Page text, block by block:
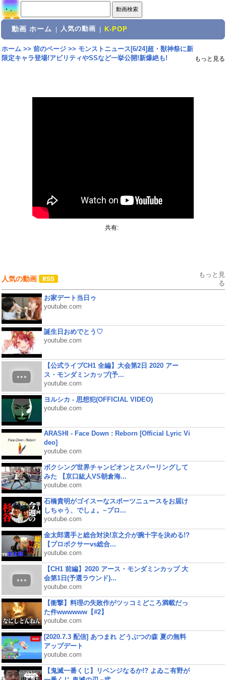
動画 ホーム 人気の動画 K-POP
ホーム>> 前のページ>> モンストニュース[6/24]超・獣神祭に新
限定キャラ登場!アビリティやSSなど一挙公開!新爆絶も!
もっと見る
共有:
人気の動画
もっと見
る
お家デート当日ゥ
youtube.com
誕生日おめでとう♡
youtube.com
【公式ライブCH1 全編】大会第2日 2020 アー
ス・モンダミンカップ(予...
youtube.com
ヨルシカ - 思想犯(OFFICIAL VIDEO)
youtube.com
ARASHI - Face Down : Reborn [Official Lyric Vi
deo]
youtube.com
ボクシング世界チャンピオンとスパーリングして
みた 【京口紘人VS朝倉海...
youtube.com
石橋貴明がゴイスーなスポーツニュースをお届け
しちゃう、でしょ。~プロ...
youtube.com
金太郎選手と総合対決!京之介が腕十字を決める!?
【プロボクサーvs総合...
youtube.com
【CH1 前編】2020 アース・モンダミンカップ 大
会第1日(予選ラウンド)...
youtube.com
【衝撃】料理の失敗作がツッコミどころ満載だっ
た件wwwwww【#2】
youtube.com
[2020.7.3 配信] あつまれ どうぶつの森 夏の無料
アップデート
youtube.com
【鬼滅一番くじ】リベンジなるか!? よゐこ有野が